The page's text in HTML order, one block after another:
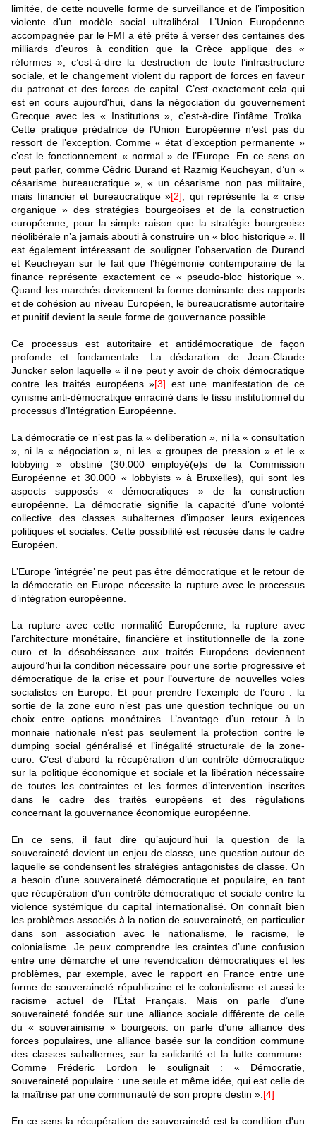
limitée, de cette nouvelle forme de surveillance et de l’imposition
violente d’un modèle social ultralibéral. L’Union Européenne
accompagnée par le FMI a été prête à verser des centaines des
milliards d’euros à condition que la Grèce applique des «
réformes », c’est-à-dire la destruction de toute l’infrastructure
sociale, et le changement violent du rapport de forces en faveur
du patronat et des forces de capital. C’est exactement cela qui
est en cours aujourd'hui, dans la négociation du gouvernement
Grecque avec les « Institutions », c’est-à-dire l’infâme Troïka.
Cette pratique prédatrice de l’Union Européenne n’est pas du
ressort de l’exception. Comme « état d’exception permanente »
c’est le fonctionnement « normal » de l’Europe. En ce sens on
peut parler, comme Cédric Durand et Razmig Keucheyan, d’un «
césarisme bureaucratique », « un césarisme non pas militaire,
mais financier et bureaucratique »[2] , qui représente la « crise
organique » des stratégies bourgeoises et de la construction
européenne, pour la simple raison que la stratégie bourgeoise
néolibérale n’a jamais abouti à construire un « bloc historique ». Il
est également intéressant de souligner l’observation de Durand
et Keucheyan sur le fait que l’hégémonie contemporaine de la
finance représente exactement ce « pseudo-bloc historique ».
Quand les marchés deviennent la forme dominante des rapports
et de cohésion au niveau Européen, le bureaucratisme autoritaire
et punitif devient la seule forme de gouvernance possible.
Ce processus est autoritaire et antidémocratique de façon
profonde et fondamentale. La déclaration de Jean-Claude
Juncker selon laquelle « il ne peut y avoir de choix démocratique
contre les traités européens »[3] est une manifestation de ce
cynisme anti-démocratique enraciné dans le tissu institutionnel du
processus d’Intégration Européenne.
La démocratie ce n’est pas la « deliberation », ni la « consultation
», ni la « négociation », ni les « groupes de pression » et le «
lobbying » obstiné (30.000 employé(e)s de la Commission
Européenne et 30.000 « lobbyists » à Bruxelles), qui sont les
aspects supposés « démocratiques » de la construction
européenne. La démocratie signifie la capacité d’une volonté
collective des classes subalternes d’imposer leurs exigences
politiques et sociales. Cette possibilité est récusée dans le cadre
Européen.
L’Europe ‘intégrée’ ne peut pas être démocratique et le retour de
la démocratie en Europe nécessite la rupture avec le processus
d’intégration européenne.
La rupture avec cette normalité Européenne, la rupture avec
l’architecture monétaire, financière et institutionnelle de la zone
euro et la désobéissance aux traités Européens deviennent
aujourd’hui la condition nécessaire pour une sortie progressive et
démocratique de la crise et pour l’ouverture de nouvelles voies
socialistes en Europe. Et pour prendre l’exemple de l’euro : la
sortie de la zone euro n’est pas une question technique ou un
choix entre options monétaires. L’avantage d’un retour à la
monnaie nationale n’est pas seulement la protection contre le
dumping social généralisé et l’inégalité structurale de la zone-
euro. C’est d'abord la récupération d’un contrôle démocratique
sur la politique économique et sociale et la libération nécessaire
de toutes les contraintes et les formes d’intervention inscrites
dans le cadre des traités européens et des régulations
concernant la gouvernance économique européenne.
En ce sens, il faut dire qu’aujourd’hui la question de la
souveraineté devient un enjeu de classe, une question autour de
laquelle se condensent les stratégies antagonistes de classe. On
a besoin d’une souveraineté démocratique et populaire, en tant
que récupération d’un contrôle démocratique et sociale contre la
violence systémique du capital internationalisé. On connaît bien
les problèmes associés à la notion de souveraineté, en particulier
dans son association avec le nationalisme, le racisme, le
colonialisme. Je peux comprendre les craintes d’une confusion
entre une démarche et une revendication démocratiques et les
problèmes, par exemple, avec le rapport en France entre une
forme de souveraineté républicaine et le colonialisme et aussi le
racisme actuel de l’État Français. Mais on parle d’une
souveraineté fondée sur une alliance sociale différente de celle
du « souverainisme » bourgeois: on parle d’une alliance des
forces populaires, une alliance basée sur la condition commune
des classes subalternes, sur la solidarité et la lutte commune.
Comme Fréderic Lordon le soulignait : « Démocratie,
souveraineté populaire : une seule et même idée, qui est celle de
la maîtrise par une communauté de son propre destin ». [4]
En ce sens la récupération de souveraineté est la condition d'un